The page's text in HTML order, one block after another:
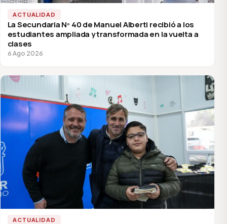
ACTUALIDAD
La Secundaria Nº 40 de Manuel Alberti recibió a los
estudiantes ampliada y transformada en la vuelta a
clases
6 Ago 2026
ACTUALIDAD